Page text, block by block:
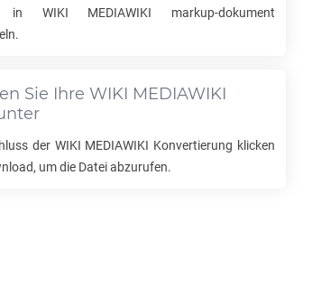
in WIKI MEDIAWIKI markup-dokument
Sie Ihre WIKI MEDIAWIKI
der WIKI MEDIAWIKI Konvertierung klicken
um die Datei abzurufen.